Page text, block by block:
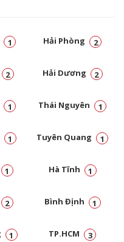
1 Hải Phòng 2
2 Hải Dương 2
1 Thái Nguyên 1
1 Tuyên Quang 1
1 Hà Tĩnh 1
2 Bình Định 1
1 TP.HCM 3